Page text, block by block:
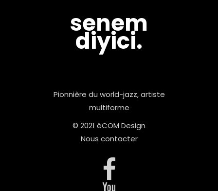
senem
diyici.
Pionnière du world-jazz, artiste
multiforme
© 2021 éCOM Design
Nous contacter